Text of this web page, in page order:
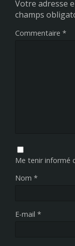
Votre adresse
champs
Commentaire *
Me tenir informé
Nom *
E-mail *